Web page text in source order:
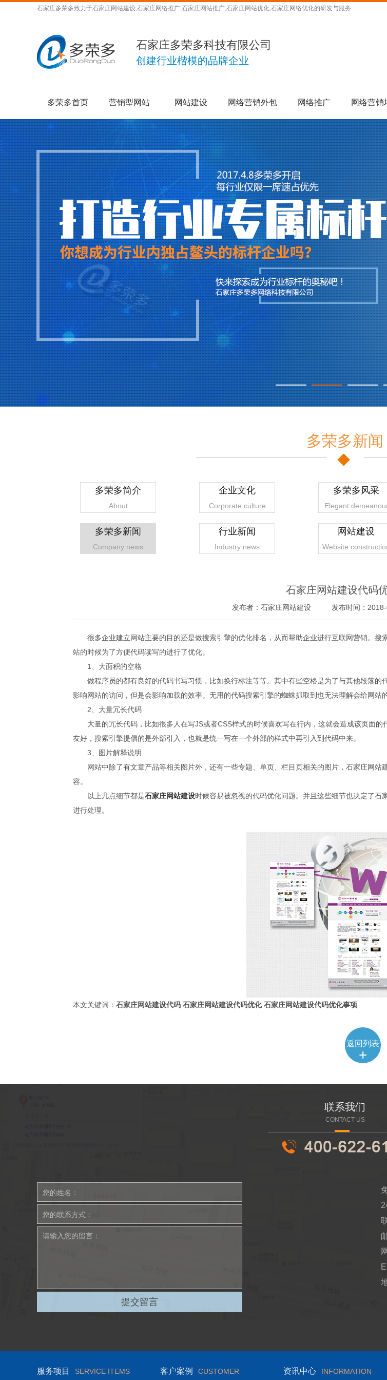
石家庄多荣多致力于石家庄网站建设,石家庄网络推广,石家庄网站推广,石家庄网站优化,石家庄网络优化的研发与服务.
石家庄多荣多科技有限公司
创建行业楷模的品牌企业
多荣多首页 营销型网站 网站建设 网络营销外包 网络推广 网络营销
1 2 3
多荣多新闻
多荣多简介
About
企业文化
Corporate culture
多荣多风采
Elegant
多荣多新闻
Company news
行业新闻
Industry news
网站建设
Website
石家庄网站建设代码
发布者：石家庄网站建设 发布时间：
很多企业建立网站主要的目的还是做搜索引擎的优化排名，从而帮助企业进行互联网营销。搜
站的时候为了方便代码读写的进行了优化。
1、大面积的空格
做程序员的都有良好的代码书写习惯，比如换行标注等等。其中有些空格是为了与其他段落的
影响网站的访问，但是会影响加载的效率。无用的代码搜索引擎的蜘蛛抓取到也无法理解会给网站
2、大量冗长代码
大量的冗长代码，比如很多人在写JS或者CSS样式的时候喜欢写在行内，这就会造成该页面的
友好，搜索引擎提倡的是外部引入，也就是统一写在一个外部的样式中再引入到代码中来。
3、图片解释说明
网站中除了有文章产品等相关图片外，还有一些专题、单页、栏目页相关的图片，石家庄网站
容。
以上几点细节都是石家庄网站建设时候容易被忽视的代码优化问题。并且这些细节也决定了
进行处理。
本文关键词： 石家庄网站建设代码 石家庄网站建设代码优化 石家庄网站建设代码优化事项
返回列表
+
联系我们
CONTACT US
服务项目 SERVICE ITEMS 客户案例 CUSTOMER 资讯中心 INFORMATION